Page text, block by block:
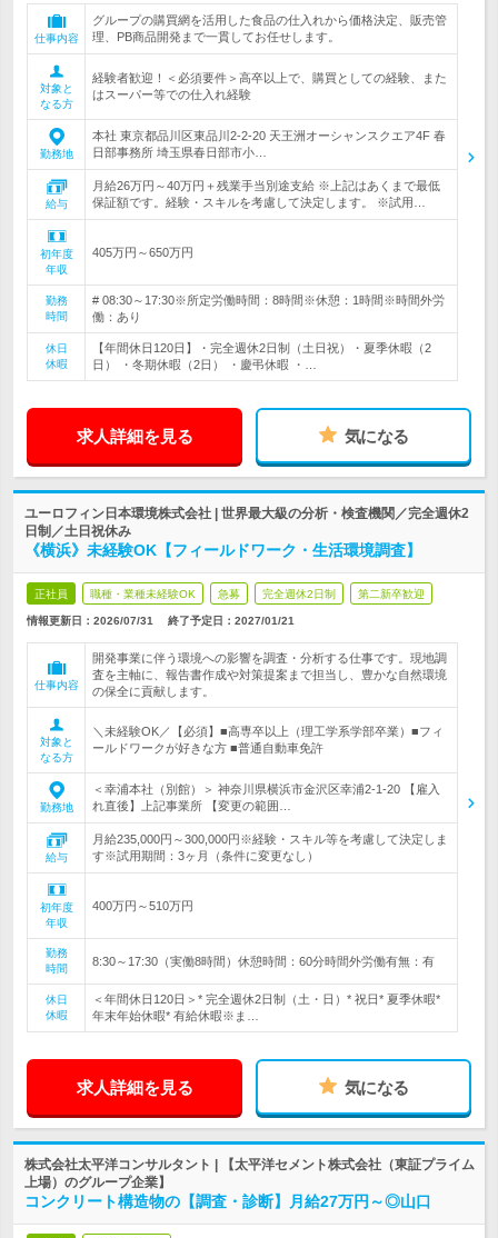
仕事内容
グループの購買網を活用した食品の仕入れから価格決定、販売管
理、PB商品開発まで一貫してお任せします。
対象と
なる方
経験者歓迎！＜必須要件＞高卒以上で、購買としての経験、また
はスーパー等での仕入れ経験
勤務地
本社 東京都品川区東品川2-2-20 天王洲オーシャンスクエア4F 春
日部事務所 埼玉県春日部市小…
給与
月給26万円～40万円＋残業手当別途支給 ※上記はあくまで最低
保証額です。経験・スキルを考慮して決定します。 ※試用…
初年度
年収
405万円～650万円
勤務
時間
# 08:30～17:30※所定労働時間：8時間※休憩：1時間※時間外労
働：あり
休日
休暇
【年間休日120日】・完全週休2日制（土日祝）・夏季休暇（2
日） ・冬期休暇（2日） ・慶弔休暇 ・…
求人詳細を見る 気になる
ユーロフィン日本環境株式会社 | 世界最大級の分析・検査機関／完全週休2
日制／土日祝休み
《横浜》未経験OK【フィールドワーク・生活環境調査】
正社員 職種・業種未経験OK 急募 完全週休2日制 第二新卒歓迎
情報更新日：2026/07/31 終了予定日： 2027/01/21
仕事内容
開発事業に伴う環境への影響を調査・分析する仕事です。現地調
査を主軸に、報告書作成や対策提案まで担当し、豊かな自然環境
の保全に貢献します。
対象と
なる方
＼未経験OK／【必須】■高専卒以上（理工学系学部卒業）■フィ
ールドワークが好きな方 ■普通自動車免許
勤務地
＜幸浦本社（別館）＞ 神奈川県横浜市金沢区幸浦2-1-20 【雇入
れ直後】上記事業所 【変更の範囲…
給与
月給235,000円～300,000円※経験・スキル等を考慮して決定しま
す※試用期間：3ヶ月（条件に変更なし）
初年度
年収
400万円～510万円
勤務
時間
8:30～17:30（実働8時間）休憩時間：60分時間外労働有無：有
休日
休暇
＜年間休日120日＞* 完全週休2日制（土・日）* 祝日* 夏季休暇*
年末年始休暇* 有給休暇※ま…
求人詳細を見る 気になる
株式会社太平洋コンサルタント | 【太平洋セメント株式会社（東証プライム
上場）のグループ企業】
コンクリート構造物の【調査・診断】月給27万円～◎山口